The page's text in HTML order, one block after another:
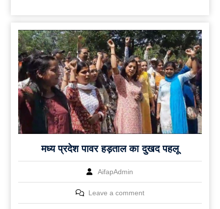
मध्य प्रदेश पावर हड़ताल का दुखद पहलू
AifapAdmin
Leave a comment